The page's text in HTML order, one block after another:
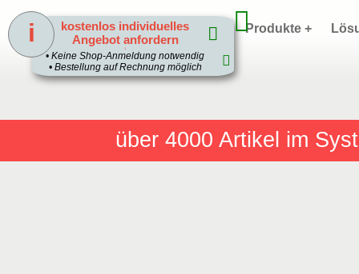
über 4000 Artikel im
Home Produkte +
kostenlos individuelles
Angebot anfordern
1
• Keine Shop-Anmeldung notwendig
• Bestellung auf Rechnung möglich
i